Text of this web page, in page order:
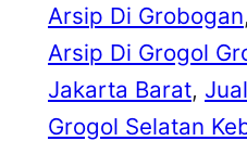
Arsip Di Grobogan,
Arsip Di Grogol
Jakarta Barat,
Grogol Selatan